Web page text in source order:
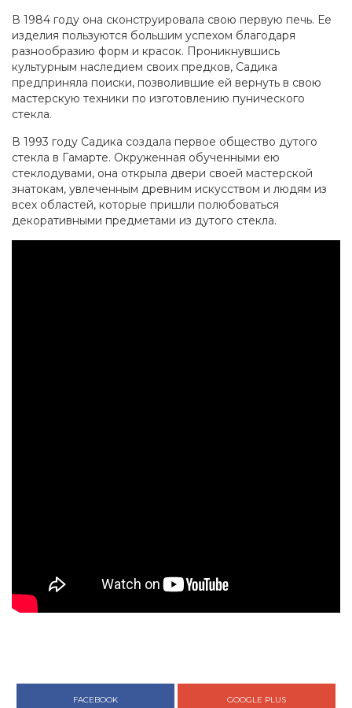
В 1984 году она сконструировала свою первую печь. Ее
изделия пользуются большим успехом благодаря
разнообразию форм и красок. Проникнувшись
культурным наследием своих предков, Садика
предприняла поиски, позволившие ей вернуть в свою
мастерскую техники по изготовлению пунического
стекла.
В 1993 году Садика создала первое общество дутого
стекла в Гамарте. Окруженная обученными ею
стеклодувами, она открыла двери своей мастерской
знатокам, увлеченным древним искусством и людям из
всех областей, которые пришли полюбоваться
декоративными предметами из дутого стекла.
FACEBOOK GOOGLE PLUS